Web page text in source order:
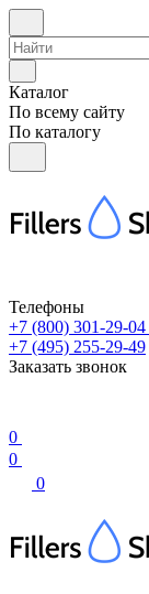
Каталог
По всему сайту
По каталогу
Телефоны
+7 (800) 301-29-04
+7 (495) 255-29-49
Заказать звонок
0
0
0